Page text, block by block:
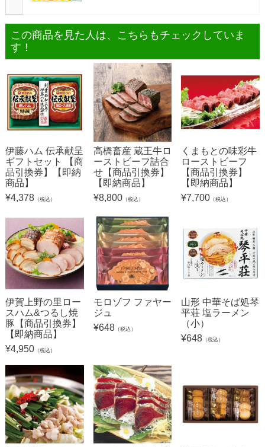
この商品を見た人は、こちらもチェックしていま
す！
伊藤ハム 伝承献呈
ギフトセット 【商
品引換券】【即納
商品】
¥4,378（税込）
高橋畜産 蔵王牛ロ
ーストビーフ詰合
せ【商品引換券】
【即納商品】
¥8,800（税込）
くまもとの味彩牛
ローストビーフ
【商品引換券】
【即納商品】
¥7,700 （税込）
伊賀上野の里ロー
スハム&つるし焼
豚【商品引換券】
【即納商品】
¥4,950（税込）
モロゾフ ファヤー
ジュ
¥648（税込）
山形 中華そば処琴
平荘 塩ラーメン
（小）
¥648 （税込）